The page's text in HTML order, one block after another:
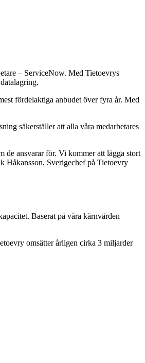
– ServiceNow. Med Tietoevrys
fördelaktiga anbudet över fyra år. Med
säkerställer att alla våra medarbetares
de ansvarar för. Vi kommer att lägga stort
Håkansson, Sverigechef på Tietoevry
Baserat på våra kärnvärden
omsätter årligen cirka 3 miljarder